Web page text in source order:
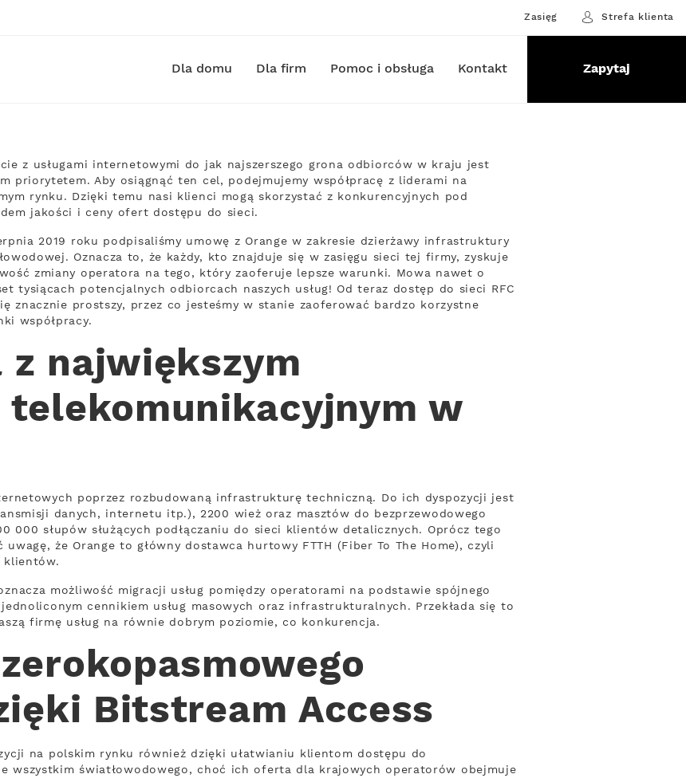
Zasięg Strefa klienta
Dla domu Dla firm Pomoc i obsługa Kontakt Zapytaj
z usługami internetowymi do jak najszerszego grona odbiorców w kraju jest
priorytetem. Aby osiągnąć ten cel, podejmujemy współpracę z liderami na
rynku. Dzięki temu nasi klienci mogą skorzystać z konkurencyjnych pod
jakości i ceny ofert dostępu do sieci.
2019 roku podpisaliśmy umowę z Orange w zakresie dzierżawy infrastruktury
Oznacza to, że każdy, kto znajduje się w zasięgu sieci tej firmy, zyskuje
zmiany operatora na tego, który zaoferuje lepsze warunki. Mowa nawet o
tysiącach potencjalnych odbiorcach naszych usług! Od teraz dostęp do sieci RFC
znacznie prostszy, przez co jesteśmy w stanie zaoferować bardzo korzystne
współpracy.
z największym
w
poprzez rozbudowaną infrastrukturę techniczną. Do ich dyspozycji jest
danych, internetu itp.), 2200 wież oraz masztów do bezprzewodowego
000 słupów służących podłączaniu do sieci klientów detalicznych. Oprócz tego
że Orange to główny dostawca hurtowy FTTH (Fiber To The Home), czyli
klientów.
możliwość migracji usług pomiędzy operatorami na podstawie spójnego
cennikiem usług masowych oraz infrastrukturalnych. Przekłada się to
firmę usług na równie dobrym poziomie, co konkurencja.
Bitstream Access
na polskim rynku również dzięki ułatwianiu klientom dostępu do
wszystkim światłowodowego, choć ich oferta dla krajowych operatorów obejmuje